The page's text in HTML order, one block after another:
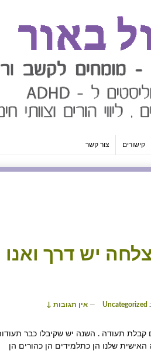
קישורים צור קשר
יש דרך ואנו
Uncategorized
— אין תגובות ↓
תעודה . השנה יש שקיבלו כבר
שלנו הן כתלמידים הן כהורים הן